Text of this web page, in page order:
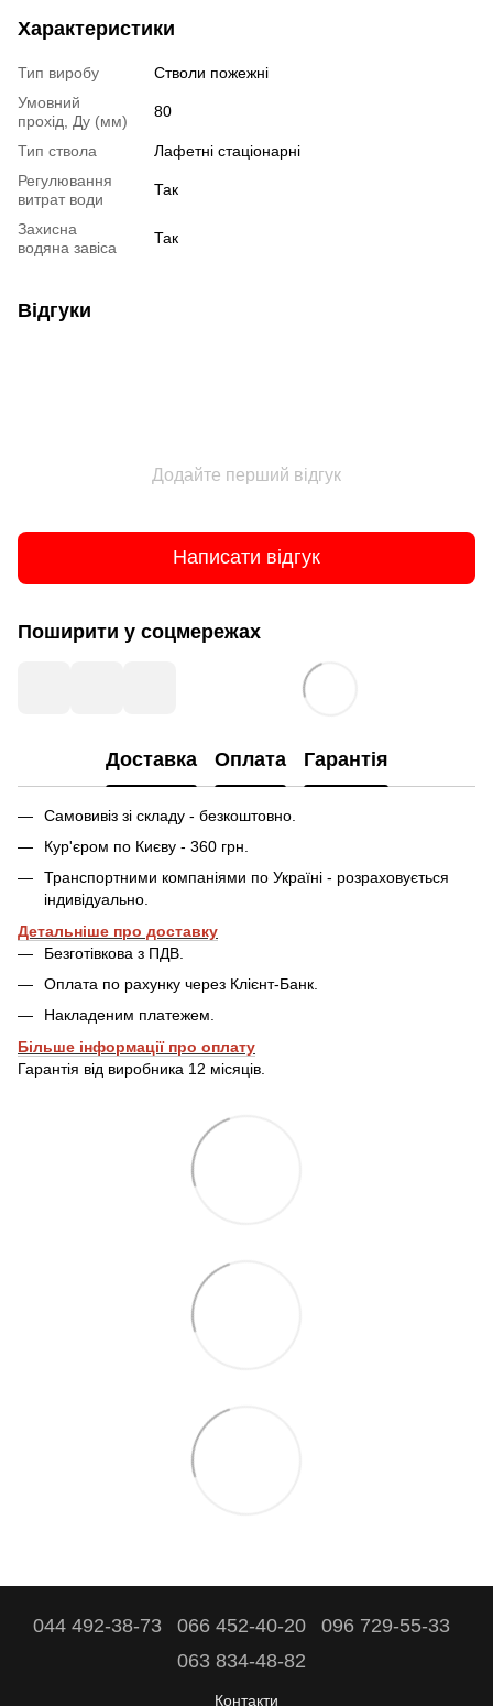
Характеристики
Тип виробу
Стволи пожежні
Умовний
прохід, Ду (мм)
80
Тип ствола
Лафетні стаціонарні
Регулювання
витрат води
Так
Захисна
водяна завіса
Так
Відгуки
Додайте перший відгук
Написати відгук
Поширити у соцмережах
Доставка Оплата Гарантія
Самовивіз зі складу - безкоштовно.
Кур'єром по Києву - 360 грн.
Транспортними компаніями по Україні - розраховується
індивідуально.
Детальніше про доставку
Безготівкова з ПДВ.
Оплата по рахунку через Клієнт-Банк.
Накладеним платежем.
Більше інформації про оплату
Гарантія від виробника 12 місяців.
044 492-38-73 066 452-40-20
096 729-55-33
063 834-48-82
Контакти